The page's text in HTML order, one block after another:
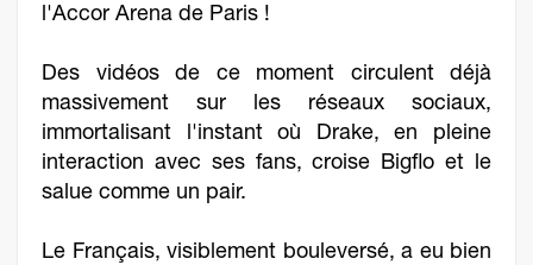
l'Accor Arena de Paris !
Des vidéos de ce moment circulent déjà
massivement sur les réseaux sociaux,
immortalisant l'instant où Drake, en pleine
interaction avec ses fans, croise Bigflo et le
salue comme un pair.
Le Français, visiblement bouleversé, a eu bien